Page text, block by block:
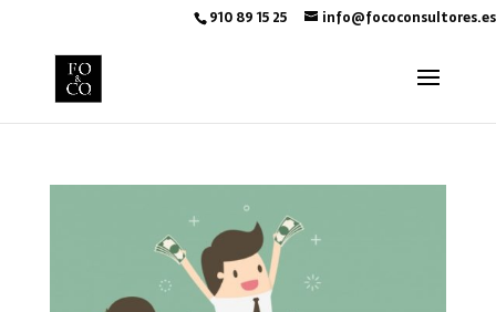
910 89 15 25 info@fococonsultores.es